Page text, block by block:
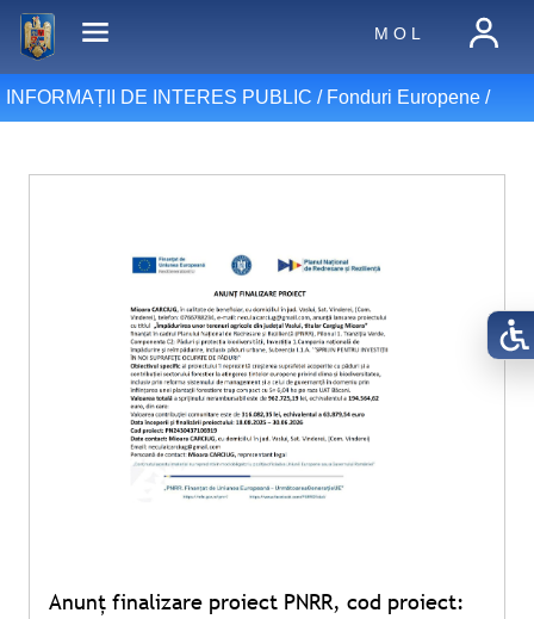
M O L
INFORMAȚII DE INTERES PUBLIC / Fonduri Europene/
Anunț finalizare proiect PNRR, cod proiect: